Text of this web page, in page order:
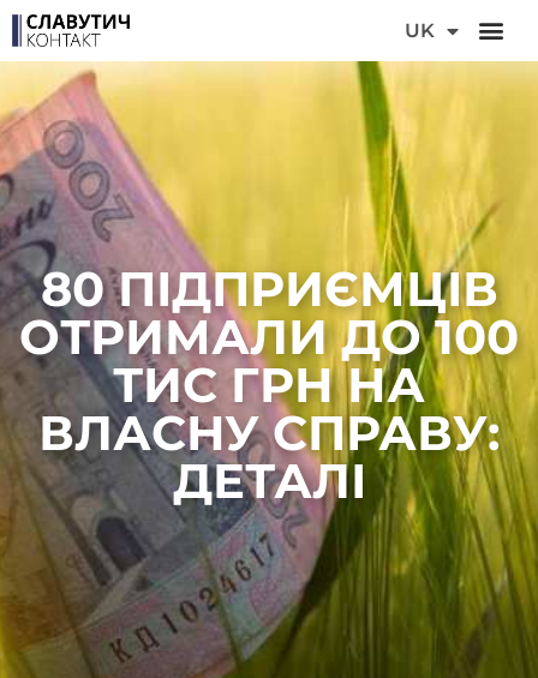
UK
FR
80 ПІДПРИЄМЦІВ
ОТРИМАЛИ ДО 100
ТИС ГРН НА
ВЛАСНУ СПРАВУ:
ДЕТАЛІ